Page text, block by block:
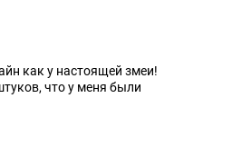
как у настоящей змеи!
что у меня были